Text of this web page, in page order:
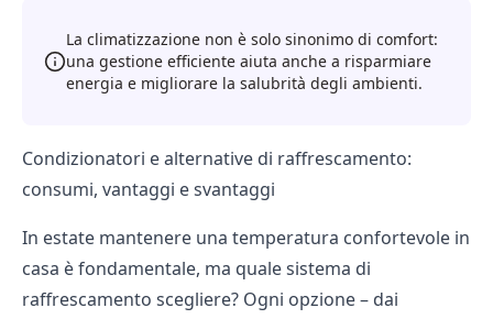
La climatizzazione non è solo sinonimo di comfort:
una gestione efficiente aiuta anche a risparmiare
energia e migliorare la salubrità degli ambienti.
Condizionatori e alternative di raffrescamento:
consumi, vantaggi e svantaggi
In estate mantenere una temperatura confortevole in
casa è fondamentale, ma quale sistema di
raffrescamento scegliere? Ogni opzione – dai